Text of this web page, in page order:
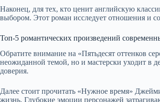
Наконец, для тех, кто ценит английскую
выбором. Этот роман исследует отношения и
Топ-5 романтических произведений
Обратите внимание на «Пятьдесят оттенков
неожиданной темой, но и мастерски уходит в
доверия.
Далее стоит прочитать «Нужное время»
жизнь. Глубокие эмоции персонажей